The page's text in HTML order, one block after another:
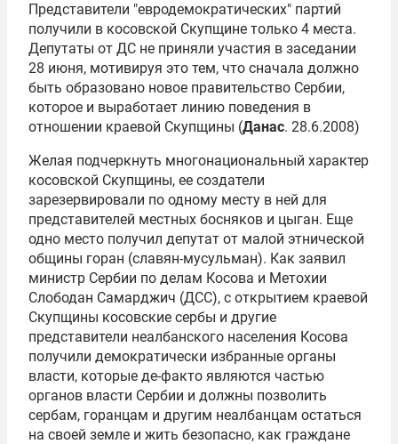
Представители "евродемократических" партий
получили в косовской Скупщине только 4 места.
Депутаты от ДС не приняли участия в заседании
28 июня, мотивируя это тем, что сначала должно
быть образовано новое правительство Сербии,
которое и выработает линию поведения в
отношении краевой Скупщины (Данас. 28.6.2008)
Желая подчеркнуть многонациональный характер
косовской Скупщины, ее создатели
зарезервировали по одному месту в ней для
представителей местных босняков и цыган. Еще
одно место получил депутат от малой этнической
общины горан (славян-мусульман). Как заявил
министр Сербии по делам Косова и Метохии
Слободан Самарджич (ДСС), с открытием краевой
Скупщины косовские сербы и другие
представители неалбанского населения Косова
получили демократически избранные органы
власти, которые де-факто являются частью
органов власти Сербии и должны позволить
сербам, горанцам и другим неалбанцам остаться
на своей земле и жить безопасно, как граждане